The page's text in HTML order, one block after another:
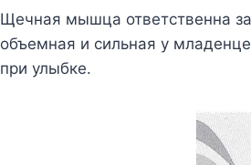
Щечная мышца ответственна
объемная и сильная у
при улыбке.